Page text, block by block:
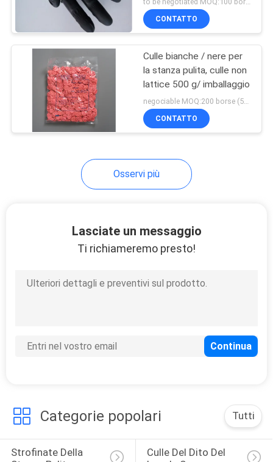
aeratore di
ionizzazione
15
stanza pulita
Guanti del locale
34
CONTATTO
Culle bianche / nere per
la stanza pulita, culle non
lattice 500 g/ imballaggio
CONTATTO
Osservi più
Lasciate un messaggio
Ti richiameremo presto!
Categorie popolari Tutti
Strofinate Della
Culle Del Dito Del